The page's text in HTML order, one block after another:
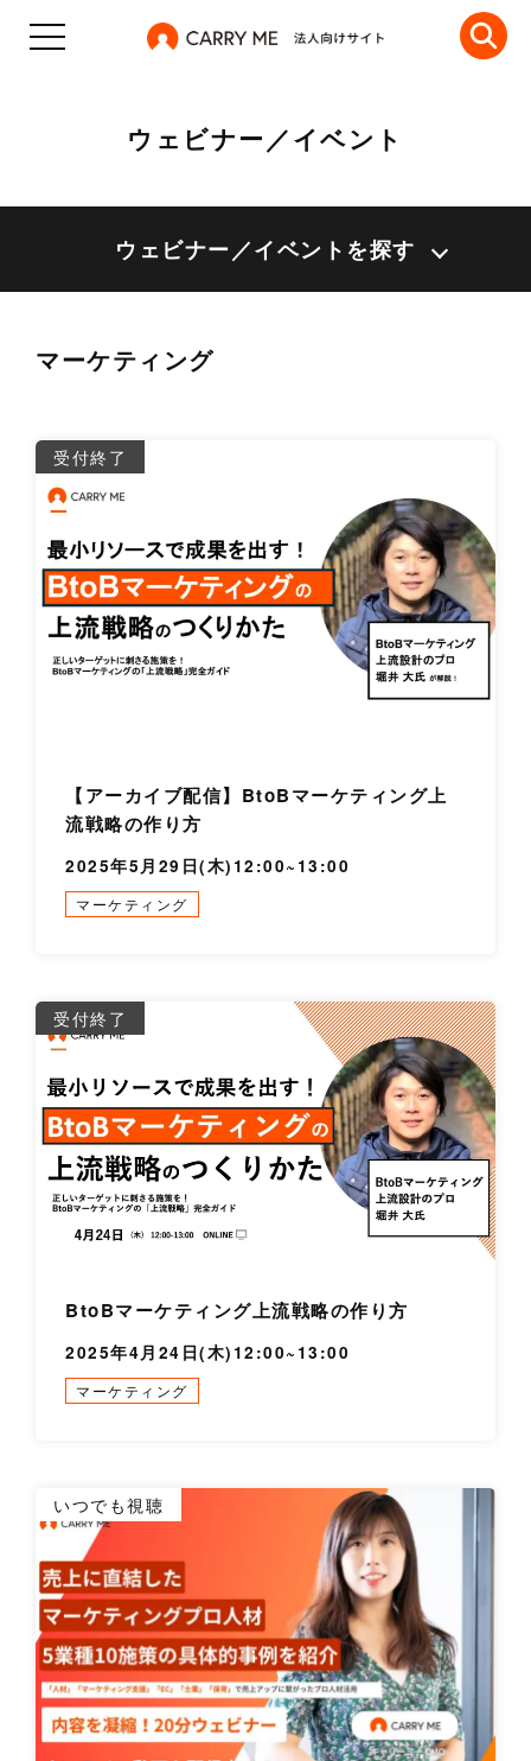
ウェビナー／イベント
ウェビナー／イベントを探す
マーケティング
受付終了
【アーカイブ配信】BtoBマーケティング上
流戦略の作り方
2025年5月29日(木)12:00~13:00
マーケティング
受付終了
BtoBマーケティング上流戦略の作り方
2025年4月24日(木)12:00~13:00
マーケティング
いつでも視聴